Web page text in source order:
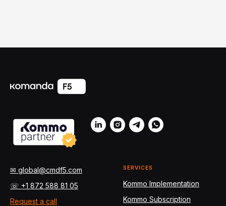
✉ global@cmdf5.com
☏ +1 872 588 81 05
Request a call
SERVICES
Kommo Implementation
Kommo Subscription